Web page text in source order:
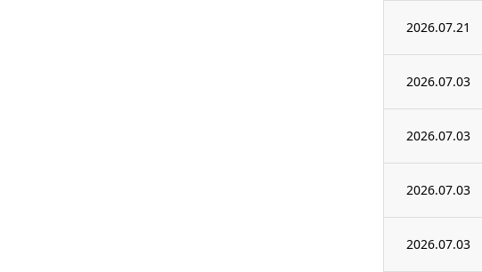
2026.07.21
2026.07.03
2026.07.03
2026.07.03
2026.07.03